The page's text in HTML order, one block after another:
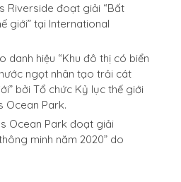
Riverside đoạt giải “Bất
giới” tại International
danh hiệu “Khu đô thị có biển
ngọt nhân tạo trải cát
bởi Tổ chức Kỷ lục thế giới
Ocean Park.
Ocean Park đoạt giải
minh năm 2020” do